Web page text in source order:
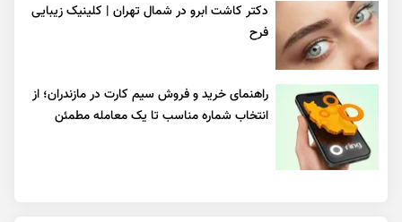
دکتر کاشت ابرو در شمال تهران | کلینیک زیبایی
فرح
راهنمای خرید و فروش سیم کارت در مازندران؛ از
انتخاب شماره مناسب تا یک معامله مطمئن